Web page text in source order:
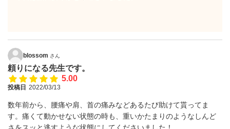
blossom さん
頼りになる先生です。
5.00
投稿日 2022/03/13
数年前から、腰痛や肩、首の痛みなどあるたび助けて貰ってま
す。痛くて動かせない状態の時も、重いかたまりのようなしんど